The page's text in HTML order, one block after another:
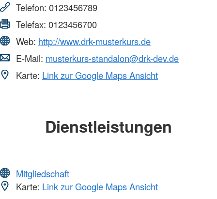
Telefon: 0123456789
Telefax: 0123456700
Web: http://www.drk-musterkurs.de
E-Mail: musterkurs-standalon@drk-dev.de
Karte: Link zur Google Maps Ansicht
Dienstleistungen
Mitgliedschaft
Karte: Link zur Google Maps Ansicht